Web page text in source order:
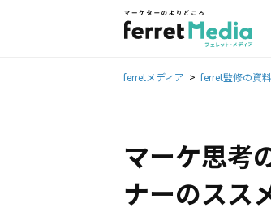
ferretメディア ferret監修の資料
マーケ思考
ナーのスス